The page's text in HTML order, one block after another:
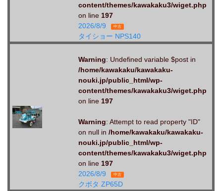
content/themes/kawakaku3/wiget.php
on line 197
2026/8/9
中古
タイショー NPS140
Warning: Undefined variable $post in
/home/kawakaku/kawakaku-
nouki.jp/public_html/wp-
content/themes/kawakaku3/wiget.php
on line 197
Warning: Attempt to read property "ID"
on null in /home/kawakaku/kawakaku-
nouki.jp/public_html/wp-
content/themes/kawakaku3/wiget.php
on line 197
2026/8/9
中古
クボタ ZP65D